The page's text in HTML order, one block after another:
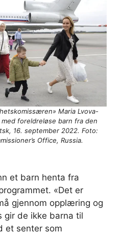
Maria Lvova-
foreldreløse barn fra den
16. september 2022. Foto:
Office, Russia.
et barn henta fra
«Det er
gjennom opplæring og
de ikke barna til
et senter som